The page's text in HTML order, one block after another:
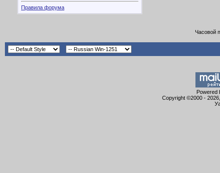
Правила форума
Часовой
Powered
Copyright ©2000 -